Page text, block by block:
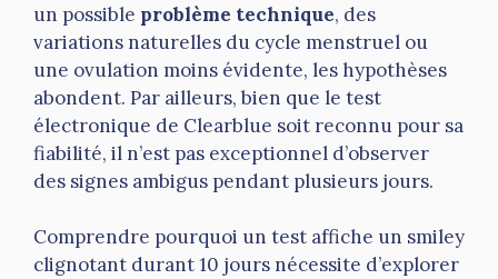
un possible problème technique, des
variations naturelles du cycle menstruel ou
une ovulation moins évidente, les hypothèses
abondent. Par ailleurs, bien que le test
électronique de Clearblue soit reconnu pour sa
fiabilité, il n’est pas exceptionnel d’observer
des signes ambigus pendant plusieurs jours.
Comprendre pourquoi un test affiche un smiley
clignotant durant 10 jours nécessite d’explorer